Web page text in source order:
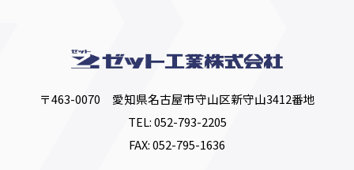
〒463-0070 愛知県名古屋市守山区新守山3412番地
TEL:052-793-2205
FAX: 052-795-1636